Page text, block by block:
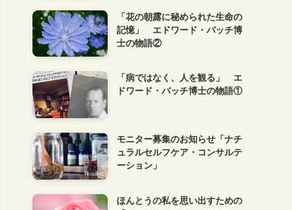
「花の朝露に秘められた生命の
記憶」 エドワード・バッチ博
士の物語②
「病ではなく、人を観る」 エ
ドワード・バッチ博士の物語①
モニター募集のお知らせ「ナチ
ュラルセルフケア・コンサルテ
ーション」
ほんとうの私を思い出すための